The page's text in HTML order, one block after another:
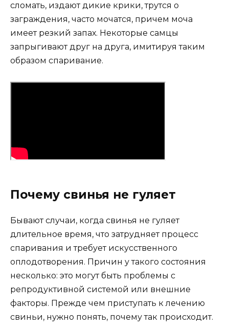
сломать, издают дикие крики, трутся о
заграждения, часто мочатся, причем моча
имеет резкий запах. Некоторые самцы
запрыгивают друг на друга, имитируя таким
образом спаривание.
Почему свинья не гуляет
Бывают случаи, когда свинья не гуляет
длительное время, что затрудняет процесс
спаривания и требует искусственного
оплодотворения. Причин у такого состояния
несколько: это могут быть проблемы с
репродуктивной системой или внешние
факторы. Прежде чем приступать к лечению
свиньи, нужно понять, почему так происходит.